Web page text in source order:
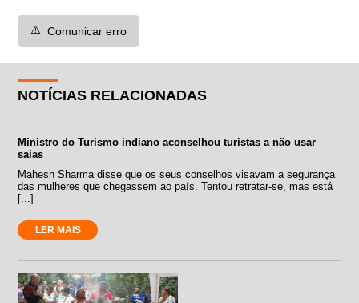
⚠️ Comunicar erro
NOTÍCIAS RELACIONADAS
Ministro do Turismo indiano aconselhou turistas a não usar
saias
Mahesh Sharma disse que os seus conselhos visavam a segurança
das mulheres que chegassem ao país. Tentou retratar-se, mas está
[...]
LER MAIS